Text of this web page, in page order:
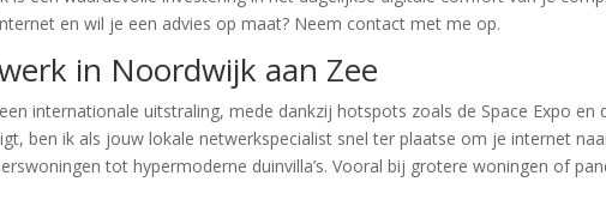
en wil je een advies op maat? Neem contact met me op.
in Noordwijk aan Zee
internationale uitstraling, mede dankzij hotspots zoals de Space Expo
ben ik als jouw lokale netwerkspecialist snel ter plaatse om je internet
tot hypermoderne duinvilla’s. Vooral bij grotere woningen of